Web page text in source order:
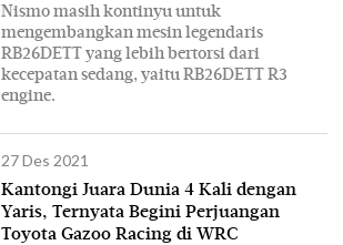
Nismo masih kontinyu untuk
mengembangkan mesin legendaris
RB26DETT yang lebih bertorsi dari
kecepatan sedang, yaitu RB26DETT R3
engine.
27 Des 2021
Kantongi Juara Dunia 4 Kali dengan
Yaris, Ternyata Begini Perjuangan
Toyota Gazoo Racing di WRC